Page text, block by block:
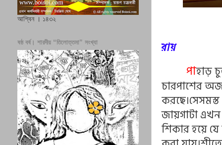
রায়
পাহাড়
চারপাশের
জায়গাটা
শিকার হয়ে
আশ্বিন । ১৪৩২
ষষ্ঠ বর্ষ। শারদীয় “তিলোত্তমা” সংখ্যা